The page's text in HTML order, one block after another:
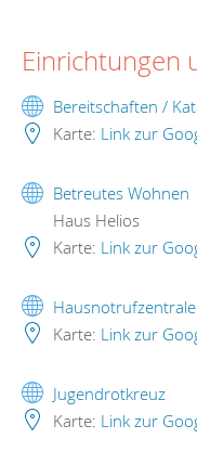
Einrichtungen
Bereitschaften /
Karte: Link zur
Betreutes Wohnen
Haus Helios
Karte: Link zur
Hausnotrufzentrale
Karte: Link zur
Jugendrotkreuz
Karte: Link zur